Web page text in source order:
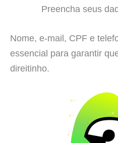
Preencha seus
Nome, e-mail, CPF e
essencial para garantir
direitinho.